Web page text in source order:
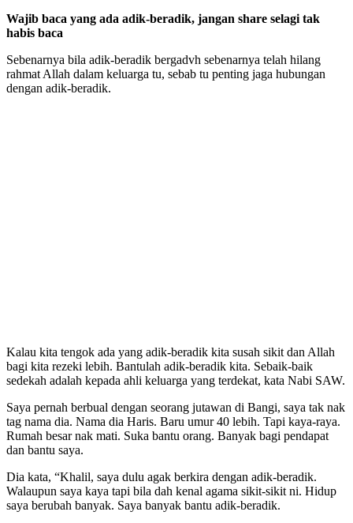
Wajib baca yang ada adik-beradik, jangan share selagi tak
habis baca
Sebenarnya bila adik-beradik bergadvh sebenarnya telah hilang
rahmat Allah dalam keluarga tu, sebab tu penting jaga hubungan
dengan adik-beradik.
Kalau kita tengok ada yang adik-beradik kita susah sikit dan Allah
bagi kita rezeki lebih. Bantulah adik-beradik kita. Sebaik-baik
sedekah adalah kepada ahli keluarga yang terdekat, kata Nabi SAW.
Saya pernah berbual dengan seorang jutawan di Bangi, saya tak nak
tag nama dia. Nama dia Haris. Baru umur 40 lebih. Tapi kaya-raya.
Rumah besar nak mati. Suka bantu orang. Banyak bagi pendapat
dan bantu saya.
Dia kata, “Khalil, saya dulu agak berkira dengan adik-beradik.
Walaupun saya kaya tapi bila dah kenal agama sikit-sikit ni. Hidup
saya berubah banyak. Saya banyak bantu adik-beradik.